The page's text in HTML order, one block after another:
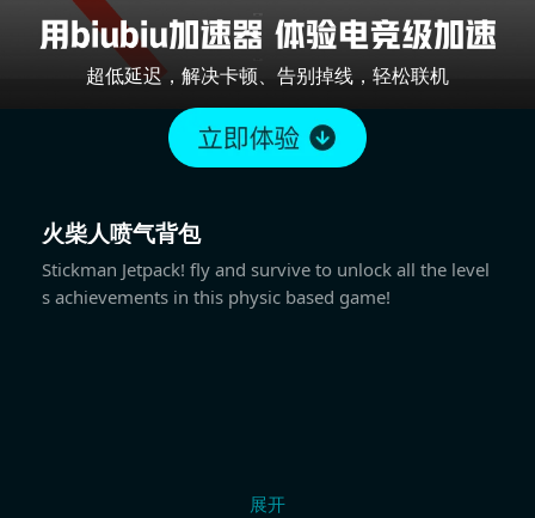
超低延迟，解决卡顿、告别掉线，轻松联机
火柴人喷气背包
Stickman Jetpack! fly and survive to unlock all the level
s achievements in this physic based game!
展开